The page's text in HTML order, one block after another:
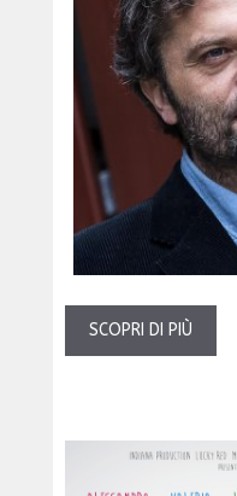
SCOPRI DI PIÙ